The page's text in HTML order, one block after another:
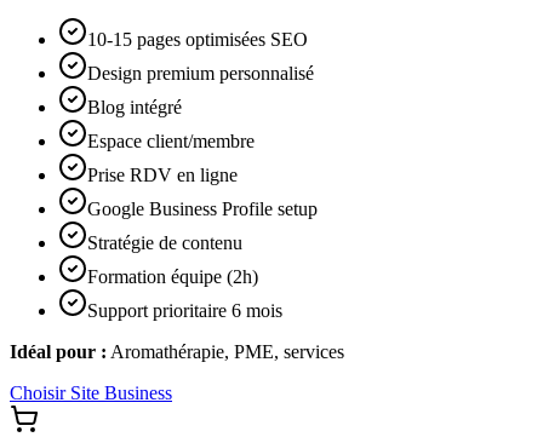
10-15 pages optimisées SEO
Design premium personnalisé
Blog intégré
Espace client/membre
Prise RDV en ligne
Google Business Profile setup
Stratégie de contenu
Formation équipe (2h)
Support prioritaire 6 mois
Idéal pour : Aromathérapie, PME, services
Choisir Site Business